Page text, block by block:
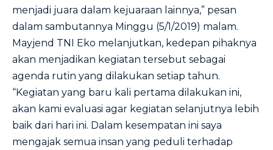
menjadi juara dalam kejuaraan lainnya,” pesan
dalam sambutannya Minggu (5/1/2019) malam.
Mayjend TNI Eko melanjutkan, kedepan pihaknya
akan menjadikan kegiatan tersebut sebagai
agenda rutin yang dilakukan setiap tahun.
“Kegiatan yang baru kali pertama dilakukan ini,
akan kami evaluasi agar kegiatan selanjutnya lebih
baik dari hari ini. Dalam kesempatan ini saya
mengajak semua insan yang peduli terhadap